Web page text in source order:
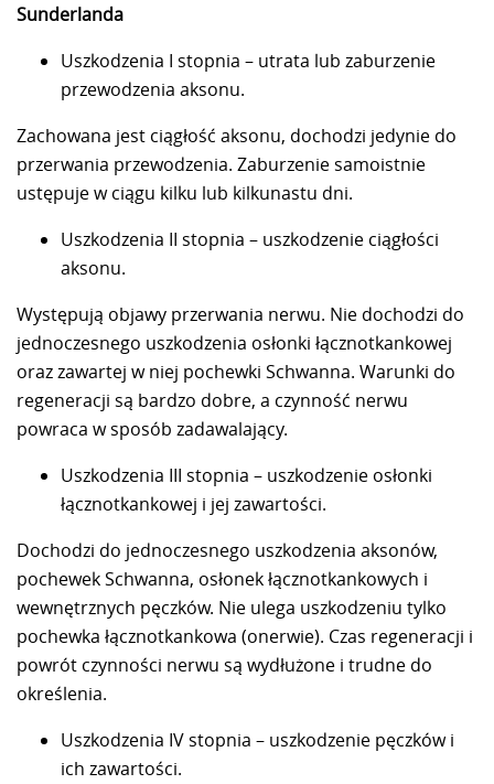
Sunderlanda
Uszkodzenia I stopnia – utrata lub zaburzenie
przewodzenia aksonu.
Zachowana jest ciągłość aksonu, dochodzi jedynie do
przerwania przewodzenia. Zaburzenie samoistnie
ustępuje w ciągu kilku lub kilkunastu dni.
Uszkodzenia II stopnia – uszkodzenie ciągłości
aksonu.
Występują objawy przerwania nerwu. Nie dochodzi do
jednoczesnego uszkodzenia osłonki łącznotkankowej
oraz zawartej w niej pochewki Schwanna. Warunki do
regeneracji są bardzo dobre, a czynność nerwu
powraca w sposób zadawalający.
Uszkodzenia III stopnia – uszkodzenie osłonki
łącznotkankowej i jej zawartości.
Dochodzi do jednoczesnego uszkodzenia aksonów,
pochewek Schwanna, osłonek łącznotkankowych i
wewnętrznych pęczków. Nie ulega uszkodzeniu tylko
pochewka łącznotkankowa (onerwie). Czas regeneracji i
powrót czynności nerwu są wydłużone i trudne do
określenia.
Uszkodzenia IV stopnia – uszkodzenie pęczków i
ich zawartości.